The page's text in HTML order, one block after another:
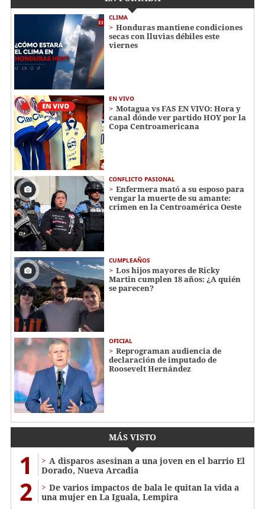
CLIMA
Honduras mantiene condiciones
secas con lluvias débiles este
viernes
EN VIVO
Motagua vs FAS EN VIVO: Hora y
canal dónde ver partido HOY por la
Copa Centroamericana
CONFLICTO PASIONAL
Enfermera mató a su esposo para
vengar la muerte de su amante:
crimen en la Centroamérica Oeste
CUMPLEAÑOS
Los hijos mayores de Ricky
Martin cumplen 18 años: ¿A quién
se parecen?
OFICIAL
Reprograman audiencia de
declaración de imputado de
Roosevelt Hernández
MÁS VISTO
1
A disparos asesinan a una joven en el barrio El
Dorado, Nueva Arcadia
2
De varios impactos de bala le quitan la vida a
una mujer en La Iguala, Lempira